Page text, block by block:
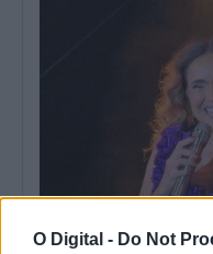
O Digital - Do Not